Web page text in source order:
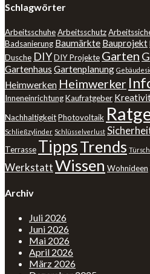
Schlagwörter
ArbeitsschuheArbeitsschutz
Badsanierung Baumärkte Bauprojekt
Dusche DIYDIY Projekte Garten
Gartenhaus Gartenplanung
Heimwerken Heimwerker
InneneinrichtungKaufratgeber
NachhaltigkeitPhotovoltaik
Schließzylinder Schlüsselverlust
Terrasse TippsTrends
WerkstattWissen Wohnideen
Archiv
Juli 2026
Juni 2026
Mai 2026
April 2026
März 2026